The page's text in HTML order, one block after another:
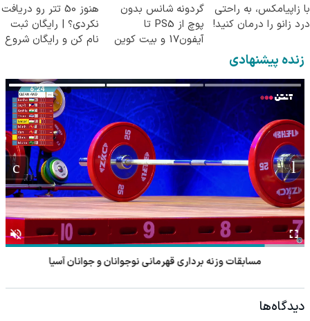
با زاپیامکس، به راحتی
درد زانو را درمان کنید!
گردونه شانس بدون
پوچ از PS5 تا
آیفون17 و بیت کوین
هنوز 50 تتر رو دریافت
نکردی؟ | رایگان ثبت
نام کن و رایگان شروع
زنده پیشنهادی
مسابقات وزنه برداری قهرمانی نوجوانان و جوانان آسیا
دیدگاه‌ها